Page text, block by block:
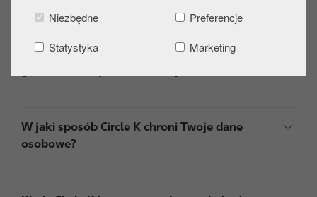
Niezbędne
Preferencje
Statystyka
Marketing
Jakiego rodzaju dane osobowe są
W jaki sposób Circle K chroni Twoje dane
osobowe?